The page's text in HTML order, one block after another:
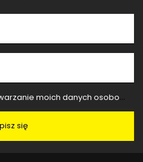
na potrzeby wysyłki newslettera z informacją handlową (marketing). Więcej w
się